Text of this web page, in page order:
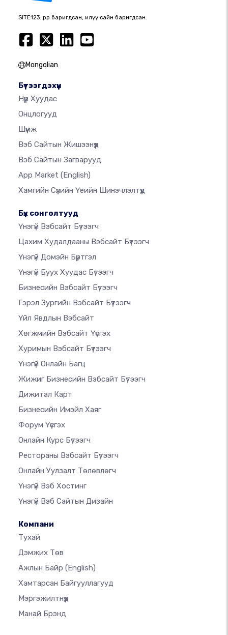
SITE123: өөрөөр баригдсан, илүү сайн баригдсан.
Mongolian
Бүтээгдэхүүн
Нүүр Хуудас
Онцлогууд
Шүүмж
Вэб Сайтын Жишээнүүд
Вэб Сайтын Загварууд
App Market (English)
Хамгийн Сүүлийн Үеийн Шинэчлэлтүүд
Бүх сонголтууд
Үнэгүй Вэбсайт Бүтээгч
Цахим Худалдааны Вэбсайт Бүтээгч
Үнэгүй Домэйн Бүртгэл
Үнэгүй Буух Хуудас Бүтээгч
Бизнесийн Вэбсайт Бүтээгч
Гэрэл Зургийн Вэбсайт Бүтээгч
Үйл Явдлын Вэбсайт
Хөгжмийн Вэбсайт Үүсгэх
Хуримын Вэбсайт Бүтээгч
Үнэгүй Онлайн Багц
Жижиг Бизнесийн Вэбсайт Бүтээгч
Дижитал Карт
Бизнесийн Имэйл Хаяг
Форум Үүсгэх
Онлайн Курс Бүтээгч
Рестораны Вэбсайт Бүтээгч
Онлайн Уулзалт Төлөвлөгч
Үнэгүй Вэб Хостинг
Үнэгүй Вэб Сайтын Дизайн
Компани
Тухай
Дэмжих Төв
Ажлын Байр (English)
Хамтарсан Байгууллагууд
Мэргэжилтнүүд
Манай Брэнд